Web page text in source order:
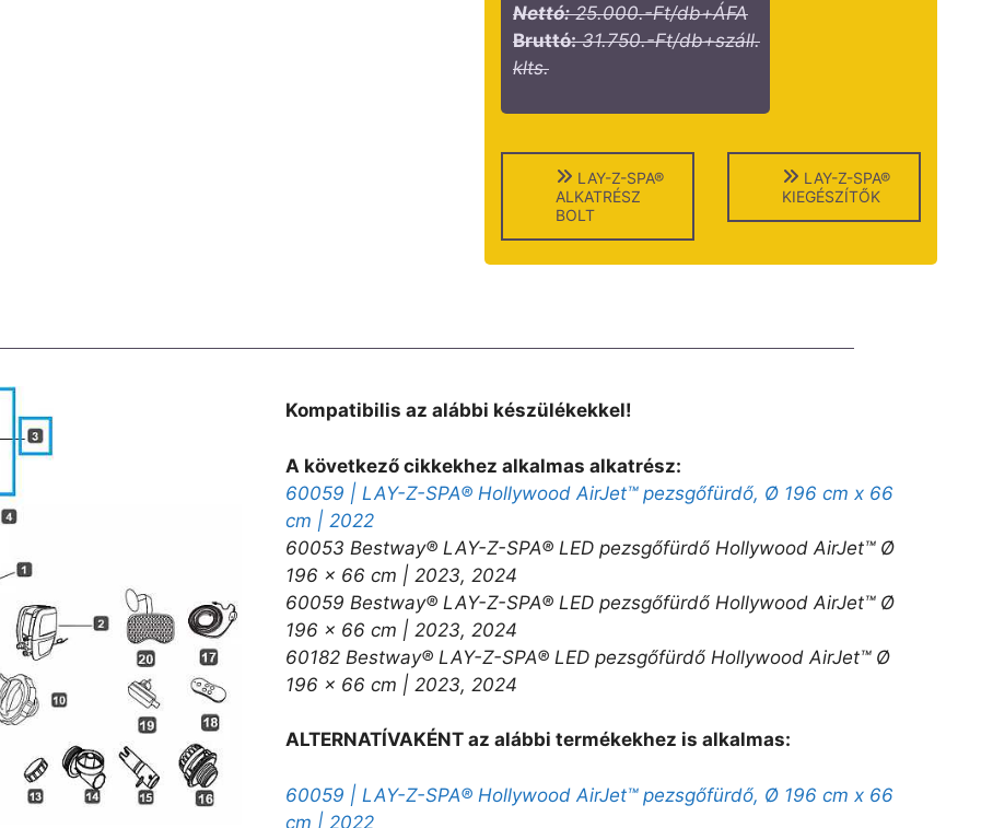
Nettó:25.000.-Ft/db+ÁFA
Bruttó: 31.750.-Ft/db+száll.
klts.
LAY-Z-SPA®
ALKATRÉSZ
BOLT
LAY-Z-SPA®
KIEGÉSZÍTŐK
Kompatibilis az alábbi készülékekkel!
A következő cikkekhez alkalmas alkatrész:
60059 | LAY-Z-SPA® Hollywood AirJet™ pezsgőfürdő, Ø 196 cm x 66
cm | 2022
60053 Bestway® LAY-Z-SPA® LED pezsgőfürdő Hollywood AirJet™ Ø
196 x 66 cm | 2023, 2024
60059 Bestway® LAY-Z-SPA® LED pezsgőfürdő Hollywood AirJet™ Ø
196 x 66 cm | 2023, 2024
60182 Bestway® LAY-Z-SPA® LED pezsgőfürdő Hollywood AirJet™ Ø
196 x 66 cm | 2023, 2024
ALTERNATÍVAKÉNT az alábbi termékekhez is alkalmas:
60059 | LAY-Z-SPA® Hollywood AirJet™ pezsgőfürdő, Ø 196 cm x 66
cm | 2022